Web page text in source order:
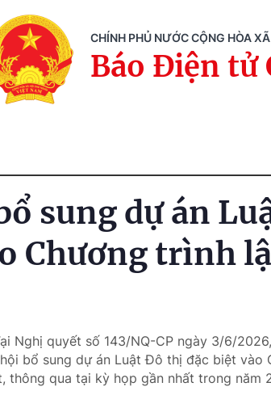
CHÍNH PHỦ NƯỚC CỘNG HÒA
Báo Điện tử
sung dự án
Chương trình
Nghị quyết số 143/NQ-CP ngày 3/6/
bổ sung dự án Luật Đô thị đặc biệt vào
thông qua tại kỳ họp gần nhất trong